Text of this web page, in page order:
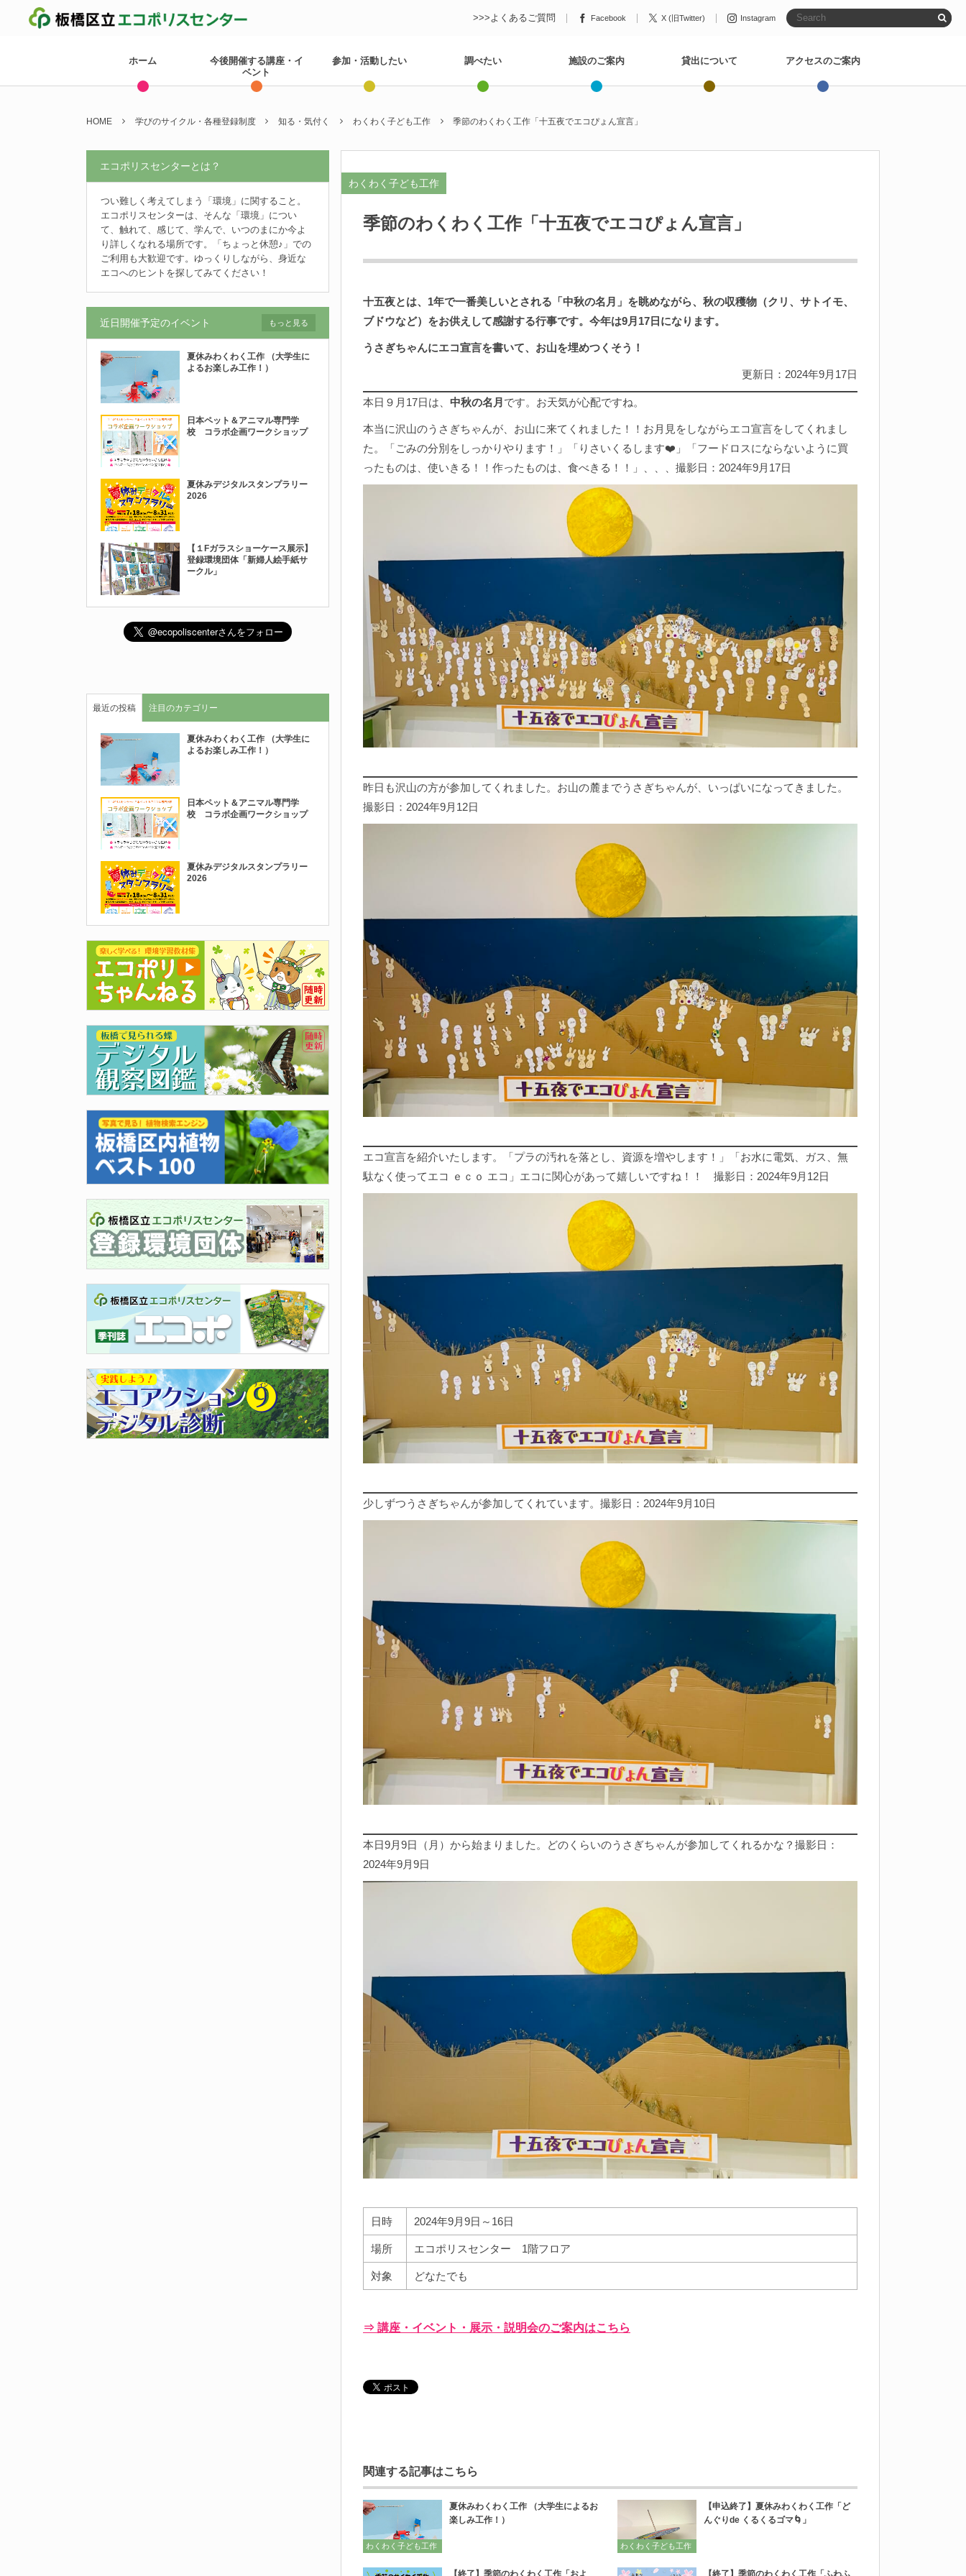
>>>よくあるご質問 Facebook X (旧Twitter) Instagram
ホーム
今後開催する講座・イ
ベント
参加・活動したい 調べたい 施設のご案内 貸出について アクセスのご案内
HOME 学びのサイクル・各種登録制度 知る・気付く わくわく子ども工作 季節のわくわく工作「十五夜でエコぴょん宣言」
わくわく子ども工作
季節のわくわく工作「十五夜でエコぴょん宣言」
十五夜とは、1年で一番美しいとされる「中秋の名月 」を眺めながら、 秋の収穫物 （クリ、サトイモ、
ブドウなど）をお供えして感謝する行事です。 今年は9月 17 日 になります。
うさぎちゃんにエコ宣言を書いて、お山を埋めつくそう！
更新日：2024年9月17日
本日９月17日は、 中秋の名月 です。お天気が心配ですね。
本当に沢山のうさぎちゃんが、お山に来てくれました！！お月見をしながらエコ宣言をしてくれまし
た。「ごみの分別をしっかりやります！」「りさいくるします❤️」「フードロスにならないように買
ったものは、使いきる！！作ったものは、食べきる！！」、、、撮影日：2024年9月17日
昨日も沢山の方が参加してくれました。お山の麓までうさぎちゃんが、いっぱいになってきました。
撮影日：2024年9月12日
エコ宣言を紹介いたします。「プラの汚れを落とし、資源を増やします！」「お水に電気、ガス、無
駄なく使ってエコ ｅｃｏ エコ」エコに関心があって嬉しいですね！！ 撮影日：2024年9月12日
少しずつうさぎちゃんが参加してくれています。撮影日：2024年9月10日
本日9月9日（月）から始まりました。どのくらいのうさぎちゃんが参加してくれるかな？撮影日：
2024年9月9日
日時 2024年9月9日～16日
場所 エコポリスセンター 1階フロア
対象 どなたでも
⇒ 講座・イベント・展示・説明会のご案内はこちら
関連する記事はこちら
わくわく子ども工作
夏休みわくわく工作 （大学生によるお
楽しみ工作！）
わくわく子ども工作
【申込終了】夏休みわくわく工作「ど
んぐりde くるくるゴマ🌀」
【終了】季節のわくわく工作「およ 【終了】季節のわくわく工作「ふわふ
エコポリスセンターとは？
つい難しく考えてしまう「環境」に関すること。
エコポリスセンターは、そんな「環境」につい
て、触れて、感じて、学んで、いつのまにか今よ
り詳しくなれる場所です。「ちょっと休憩♪」での
ご利用も大歓迎です。ゆっくりしながら、身近な
エコへのヒントを探してみてください！
近日開催予定のイベント
夏休みわくわく工作 （大学生に
よるお楽しみ工作！）
日本ペット＆アニマル専門学
校 コラボ企画ワークショップ
夏休みデジタルスタンプラリー
2026
【１Fガラスショーケース展示】
登録環境団体「新婦人絵手紙サ
ークル」
もっと見る
最近の投稿 注目のカテゴリー
夏休みわくわく工作 （大学生に
よるお楽しみ工作！）
日本ペット＆アニマル専門学
校 コラボ企画ワークショップ
夏休みデジタルスタンプラリー
2026